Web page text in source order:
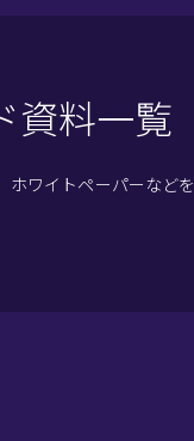
資料一覧
ホワイトペーパーなど